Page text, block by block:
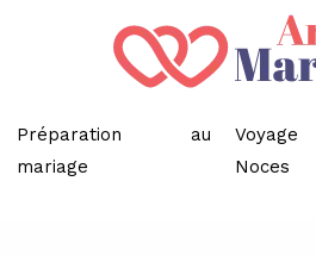
Préparation au
mariage
Noces